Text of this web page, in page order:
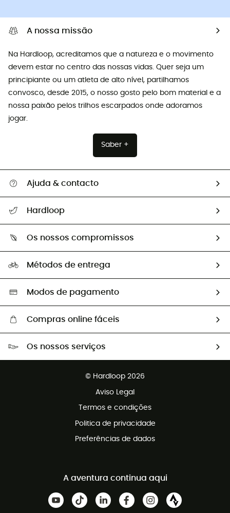
A nossa missão
Na Hardloop, acreditamos que a natureza e o movimento
devem estar no centro das nossas vidas. Quer seja um
principiante ou um atleta de alto nível, partilhamos
convosco, desde 2015, o nosso gosto pelo bom material e a
nossa paixão pelos trilhos escarpados onde adoramos
jogar.
Saber +
Ajuda & contacto
Devoluções e reembolsos
Guia de tamanhos
Trocas & Devoluções
Hardloop
Os nossos embaixadores
Os nossos compromissos
Seleção eco-responsável
Métodos de entrega
Modos de pagamento
Compras online fáceis
Devoluções gratuitas em 100 dias
Os nossos serviços
© Hardloop 2026
Aviso Legal
Termos e condições
Politica de privacidade
Preferências de dados
A aventura continua aqui